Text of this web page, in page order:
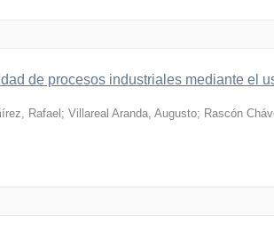
de procesos industriales mediante el
Rafael ; Villareal Aranda, Augusto; Rascón